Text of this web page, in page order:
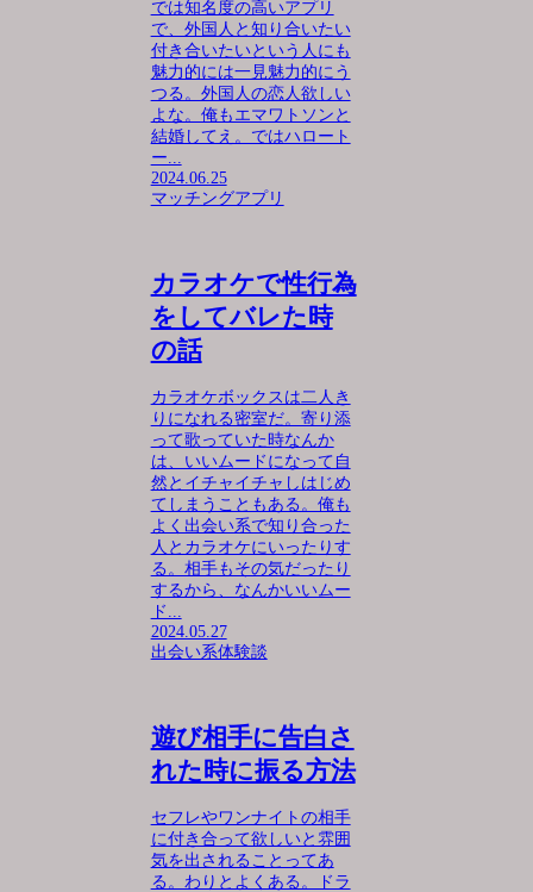
では知名度の高いアプリ
で、外国人と知り合いたい
付き合いたいという人にも
魅力的には一見魅力的にう
つる。外国人の恋人欲しい
よな。俺もエマワトソンと
結婚してえ。ではハロート
ー...
2024.06.25
マッチングアプリ
カラオケで性行為
をしてバレた時
の話
カラオケボックスは二人き
りになれる密室だ。寄り添
って歌っていた時なんか
は、いいムードになって自
然とイチャイチャしはじめ
てしまうこともある。俺も
よく出会い系で知り合った
人とカラオケにいったりす
る。相手もその気だったり
するから、なんかいいムー
ド...
2024.05.27
出会い系体験談
遊び相手に告白さ
れた時に振る方法
セフレやワンナイトの相手
に付き合って欲しいと雰囲
気を出されることってあ
る。わりとよくある。ドラ